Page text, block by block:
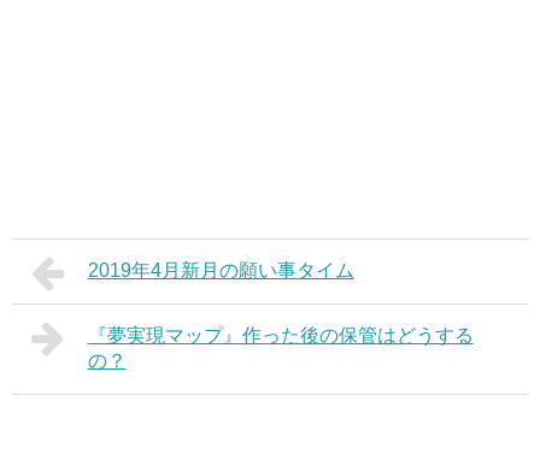
2019年4月新月の願い事タイム
『夢実現マップ』作った後の保管はどうする
の？